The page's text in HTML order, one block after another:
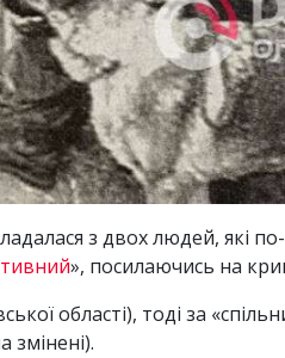
з двох людей, які
», посилаючись на
області), тоді за